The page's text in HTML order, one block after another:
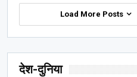
Load More Posts
देश-दुनिया